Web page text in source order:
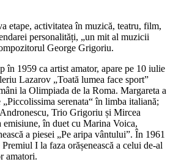
etape, activitatea în muzică, teatru, film,
personalități, „un mit al muzicii
George Grigoriu.
în 1959 ca artist amator, apare pe 10 iulie
Lazarov „Toată lumea face sport”
la Olimpiada de la Roma. Margareta a
serenata“ în limba italiană;
Trio Grigoriu și Mircea
în duet cu Marina Voica,
a piesei „Pe aripa vântului”. În 1961
I la faza orășenească a celui de-al
amatori.